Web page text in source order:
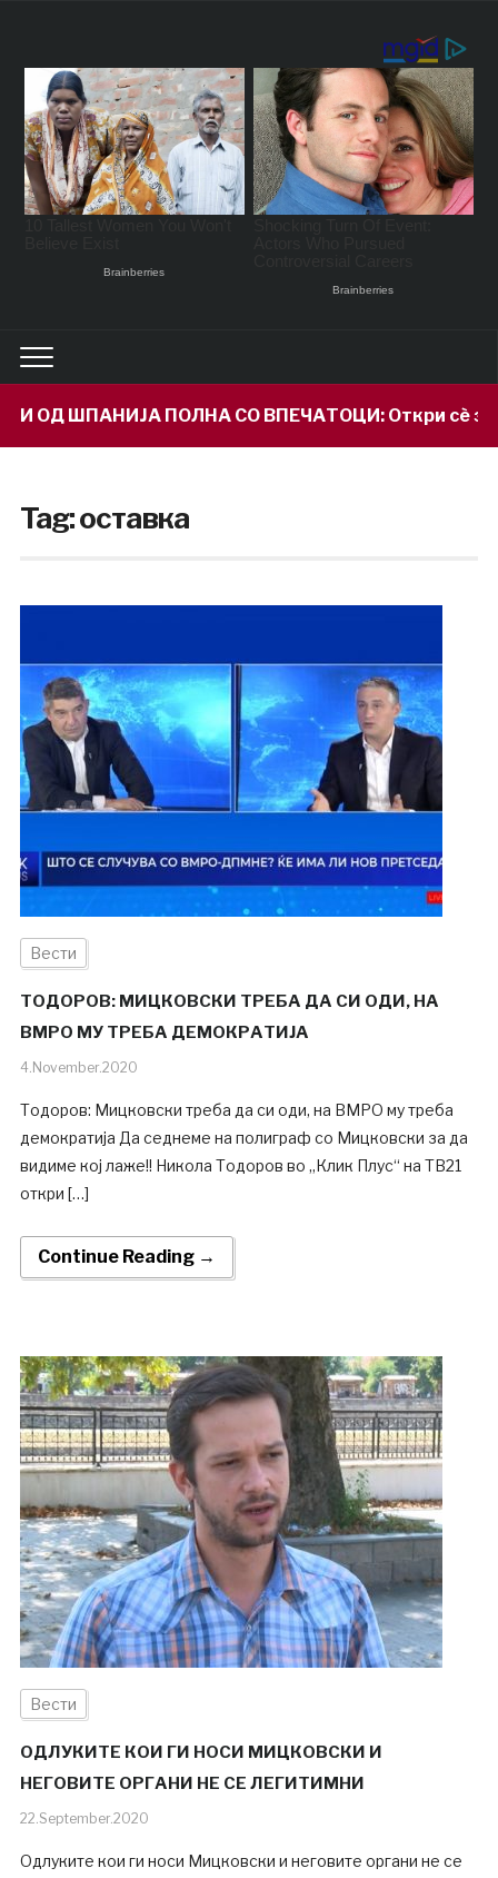
ПОЛНА СО ВПЕЧАТОЦИ: Откри сè за својот
Tag:оставка
Вести
ТОДОРОВ: МИЦКОВСКИ ТРЕБА ДА СИ ОДИ, НА
ВМРО МУ ТРЕБА ДЕМОКРАТИЈА
4.November.2020
Тодоров: Мицковски треба да си оди, на ВМРО му треба
демократија Да седнеме на полиграф со Мицковски за да
видиме кој лаже!! Никола Тодоров во „Клик Плус“ на ТВ21
откри […]
Continue Reading →
Вести
ОДЛУКИТЕ КОИ ГИ НОСИ МИЦКОВСКИ И
НЕГОВИТЕ ОРГАНИ НЕ СЕ ЛЕГИТИМНИ
22.September.2020
Одлуките кои ги носи Мицковски и неговите органи не се